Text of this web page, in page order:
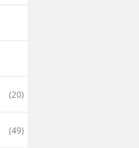
(20)
(49)